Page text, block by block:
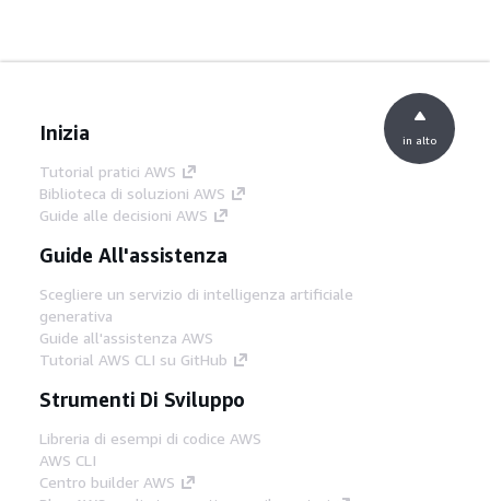
Inizia
Tutorial pratici AWS
Biblioteca di soluzioni AWS
Guide alle decisioni AWS
Guide All'assistenza
Scegliere un servizio di intelligenza artificiale
generativa
Guide all'assistenza AWS
Tutorial AWS CLI su GitHub
Strumenti Di Sviluppo
Libreria di esempi di codice AWS
AWS CLI
Centro builder AWS
in alto